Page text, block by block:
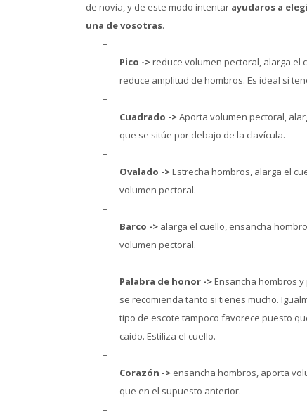
de novia, y de este modo intentar ayudaros a
una de vosotras.
–
Pico ->reduce volumen pectoral, alarga el
reduce amplitud de hombros. Es ideal si
–
Cuadrado ->Aporta volumen pectoral,
que se sitúe por debajo de la clavícula.
–
Ovalado ->Estrecha hombros, alarga el
volumen pectoral.
–
Barco ->alarga el cuello, ensancha
volumen pectoral.
–
Palabra de honor ->Ensancha hombros y
se recomienda tanto si tienes mucho.
tipo de escote tampoco favorece puesto
caído. Estiliza el cuello.
–
Corazón ->ensancha hombros, aporta
que en el supuesto anterior.
–